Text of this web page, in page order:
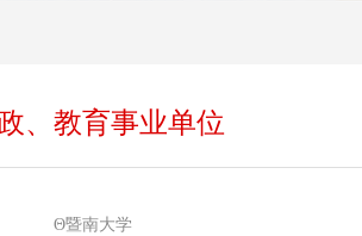
、教育事业单位
Θ暨南大学